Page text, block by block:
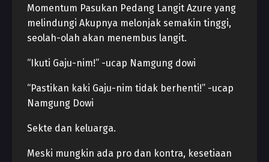
Momentum Pasukan Pedang Langit Azure yang
melindungi Akupnya melonjak semakin tinggi,
seolah-olah akan menembus langit.
“Ikuti Gaju-nim!” -ucap Namgung dowi
“Pastikan kaki Gaju-nim tidak berhenti!” -ucap
Namgung Dowi
Sekte dan keluarga.
Meski mungkin ada pro dan kontra, kesetiaan